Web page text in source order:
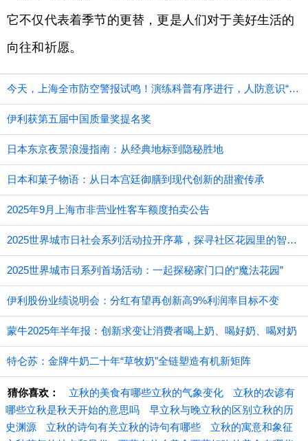
它不仅代表着季节的更替，更是人们对于美好生活的
向往和祈愿。
今天，上海全市防空警报试鸣！演练科普有序进行，人防意识“声入人心”
伊利获第五届中国质量奖提名奖
日本东京夜景浪漫指南：从经典地标到隐秘胜地
日本和菓子物语：从日本宫廷御膳到现代创新的甜蜜传承
2025年9月上海市非营业性客车额度拍卖公告
2025世界城市日社会系列活动拉开序幕，探寻社区花园里的智慧应用
2025世界城市日系列首场活动：一起探秘家门口的“魔法花园”
伊利股份业绩说明会：分红有望再创新高9%利润率目标不变
蒙牛2025年半年报：创新求变让消费者喝上奶、喝好奶、喝对奶
特仑苏：金牌牛奶二十年“草牧奶”全链塑造有机新矩阵
猜你喜欢： 立秋的美食有哪些立秋的气象变化
立秋的农谚有
哪些立秋是秋天开始的意思吗
早立秋与晚立秋的区别立秋的历
史渊源
立秋的诗句有关立秋的诗句有哪些
立秋的寓意和象征